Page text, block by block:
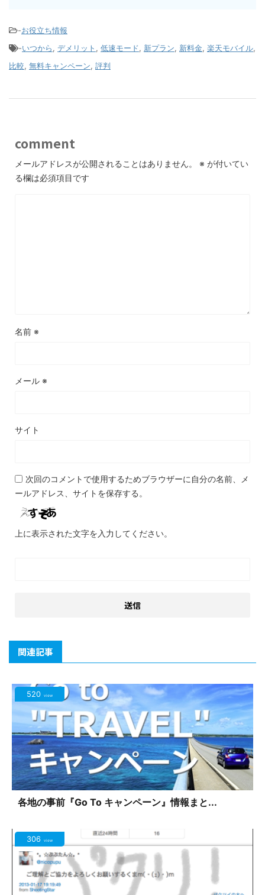
-お役立ち情報
-いつから, デメリット , 低速モード, 新プラン, 新料金, 楽天モバイル,
比較, 無料キャンペーン, 評判
comment
メールアドレスが公開されることはありません。 ※ が付いてい
る欄は必須項目です
名前 ※
メール ※
サイト
次回のコメントで使用するためブラウザーに自分の名前、メ
ールアドレス、サイトを保存する。
上に表示された文字を入力してください。
関連記事
520 view
各地の事前『Go To キャンペーン』情報まと...
306 view